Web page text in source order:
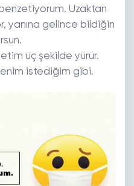
Uzaktan
yanına gelince bildiğin
üç şekilde yürür.
istediğim gibi.